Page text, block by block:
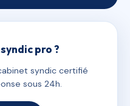
pro ?
syndic certifié
sous 24h.